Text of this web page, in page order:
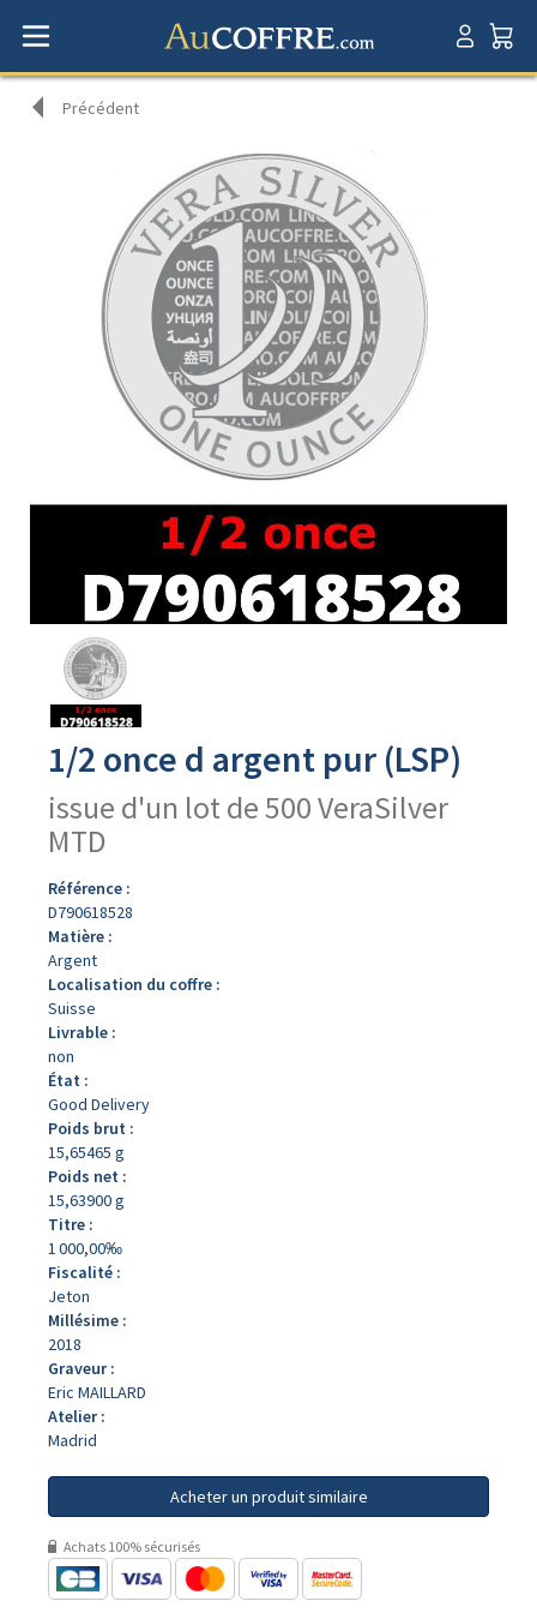
Précédent
produit
1/2 once d argent pur (LSP)
issue d'un lot de 500 VeraSilver
MTD
Référence :
D790618528
Matière :
Argent
Localisation du coffre :
Suisse
Livrable :
non
État :
Good Delivery
Poids brut :
15,65465 g
Poids net :
15,63900 g
Titre :
1 000,00‰
Fiscalité :
Jeton
Millésime :
2018
Graveur :
Eric MAILLARD
Atelier :
Madrid
Acheter un produit similaire
Achats 100% sécurisés